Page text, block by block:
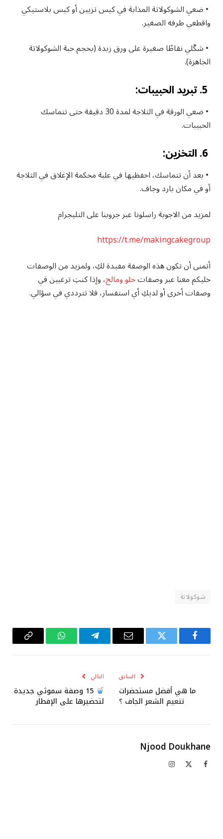
• ضعي الشوكولاتة المذابة في كيس تزيين أو كيس بلاستيكي
واقطعي طرفه الصغير.
• شكّلي نقاطًا صغيرة على ورق زبدة (بحجم حبة الشوكولاتة
الجاهزة).
5. تبريد الحبيبات:
• ضعي الورقة في الثلاجة لمدة 30 دقيقة حتى تتماسك
الحبيبات.
6. التخزين:
• بعد أن تتماسك، احفظيها في علبة محكمة الإغلاق في الثلاجة
أو في مكان بارد وجاف.
لمزيد من الاجوبة راسلونا عبر جروبنا على التليجرام
https://t.me/makingcakegroup
أتمنى أن تكون هذه الوصفة مفيدة لكِ، ولمزيد من الوصفات
خليكم معنا عبر وصفاتحلو ومالح، وإذا كنتِ ترغبين في
وصفات أخرى أو لديكِ أي استفسار، فلا تترددي في سؤالي.
شوكولاتة
فيسبوك تويتر
البريد
تيلقرام واتساب Copy
السابق
ما هي أفضل مستحضرات
تنعيم الشعر الجاف ؟
التالي
15 وصفة سموثي جديدة
لتحضيرها على الإفطار
Njood Doukhane
فيسبوك الانستغرام